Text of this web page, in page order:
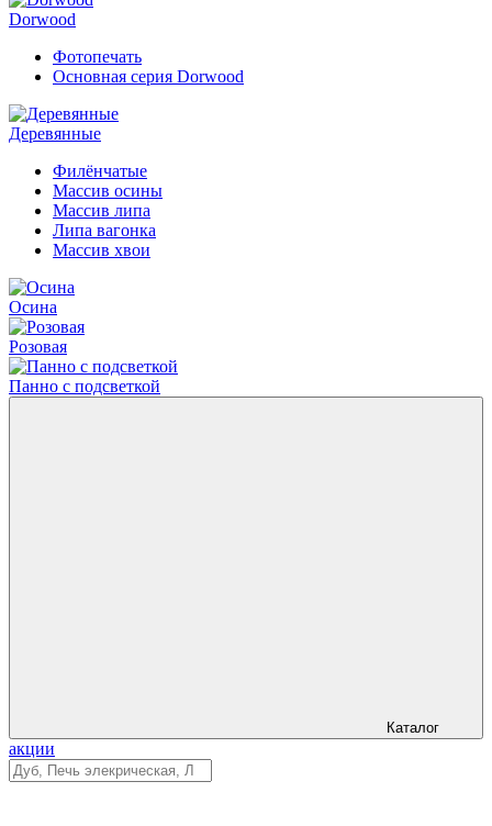
Dorwood
Фотопечать
Основная серия Dorwood
Деревянные
Филёнчатые
Массив осины
Массив липа
Липа вагонка
Массив хвои
Осина
Розовая
Панно с подсветкой
Каталог
акции